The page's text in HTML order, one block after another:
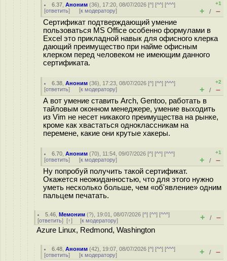
6.37 ,Аноним (36), 17:20, 08/07/2026 [^] [^^] [^^^]
[ответить] [к модератору]
+1
+ / –
Сертификат подтверждающий умение
пользоваться MS Office особенно формулами в
Excel это прикладной навык для офисного клерка
дающий преимущество при найме офисным
клерком перед человеком не имеющим данного
сертификата.
6.38 ,Аноним (36), 17:23, 08/07/2026 [^] [^^] [^^^]
[ответить] [к модератору]
+2
+ / –
А вот умение ставить Arch, Gentoo, работать в
тайловым оконном менеджере, умение выходить
из Vim не несет никакого преимущества на рынке,
кроме как хвастаться одноклассникам на
перемене, какие они крутые хакеры.
6.70 ,Аноним (70), 11:54, 09/07/2026 [^] [^^] [^^^]
[ответить] [к модератору]
+1
+ / –
Ну попробуй получить такой сертификат.
Окажется неожиданностью, что для этого нужно
уметь несколько больше, чем «об'явление» одним
пальцем печатать.
5.46 ,Мемоним (?), 19:01, 08/07/2026 [^] [^^] [^^^]
[ответить] [↑] [к модератору] + / –
Azure Linux, Redmond, Washington
6.48 ,Аноним (42), 19:07, 08/07/2026 [^] [^^] [^^^]
[ответить] [к модератору] + / –